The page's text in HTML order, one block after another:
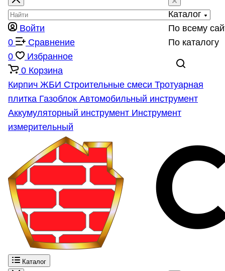
Каталог
По всему
По каталогу
Войти
0
Сравнение
0
Избранное
0 Корзина
Кирпич ЖБИ Строительные смеси Тротуарная
плитка Газоблок Автомобильный инструмент
Аккумуляторный инструмент Инструмент
измерительный
Каталог